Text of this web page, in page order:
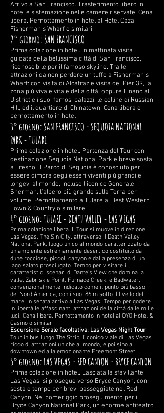
Arrivo a San Francisco. Trasferimento libero in
hotel e sistemazione nelle camere riservate. Cena
libera. Pernottamento in hotel al Hotel Caza
Fisherman’s Wharf o similari
2° giorno: SAN FRANCISCO
Prima colazione in hotel. In mattinata visita
guidata della bellissima città di San Francisco,
riconoscibile per il famoso skyline. Tra le
attrazioni da non perdere un tuffo a Fisherman’s
Wharf: con visita di Alcatraz e visita del Pier 39, la
zona più viva e vitale della città, oppure Financial
District e i suoi famosi palazzi, le colline di Russian
Hill, ed il quartiere di Chinatown. Cena libera e
pernottamento in hotel
3° giorno: SAN FRANCISCO - SEQUOIA NATIONAL
PARK - TULARE
Prima colazione in hotel. Partenza del Tour con
destinazione Sequoia National Park e breve sosta
a Fresno. Il Parco di Sequoia è conosciuto per
essere dimora degli esseri viventi più grandi e
longevi al mondo, incluso l’iconico Generale
Sherman, l'albero più grande sulla Terra per
volume. Pernottamento a Tulare al Best Western
Town & Country o similare
4° giorno: TULARE - DEATH VALLEY - LAS VEGAS
Prima colazione libera. Il Tour si muove in direzione
Las Vegas, The Sin City, attraverso il Death Valley
National Park, luogo unico al mondo caratterizzato da
un ambiente estremamente desertico costituito da
dune rocciose, piccoli canyon e dalla presenza di un
lago salato prosciugato. Tempo per visitare i
caratteristici scenari di Dante’s View che domina la
valle, Zabriskie Point, Furnace Creek, e Badwater,
convenzionalmente indicato come il punto più basso
del Nord America, con i suoi 86 m sotto il livello del
mare. In serata arrivo a Las Vegas. Tempo per godere
in libertà le affascinanti attrazioni della città dalle mille
luci. Cena libera. Pernottamento in hotel al OYO Hotel &
Casino o similari
Escursione Serale facoltativa: Las Vegas Night Tour
Tour in bus lungo The Strip, l’iconico viale di Las Vegas
ricco di attrazioni uniche al mondo, e poi sino a
downtown ed alla emozionante Freemont Street
5° giorno: LAS VEGAS - RED CANYON - BRYCE CANYON
Prima colazione in hotel. Lasciata la sfavillante
Las Vegas, si prosegue verso Bryce Canyon, con
sosta e tempo per brevi passeggiate nel Red
Canyon. Nel pomeriggio proseguimento per il
Bryce Canyon National Park, un enorme anfiteatro